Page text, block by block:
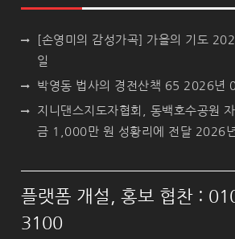
[손영미의 감성가곡] 가을의 기도
일
박영동 법사의 경전산책 65 2026년
지니댄스지도자협회, 동백호수공원
금 1,000만 원 성황리에 전달 2026
플랫폼 개설, 홍보 협찬 :
3100